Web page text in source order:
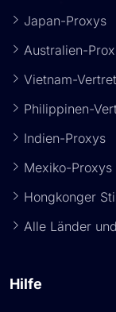
Japan-Proxys
Australien-
Vietnam-
Philippinen-
Indien-Proxys
Mexiko-Proxys
Hongkonger
Alle Länder
Hilfe